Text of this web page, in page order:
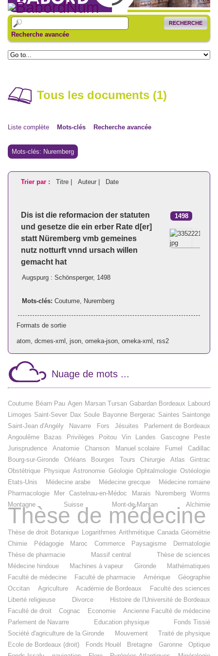
RECHERCHE
Recherche avancée
Tous les documents (1)
Liste complète Mots-clés Recherche avancée
Mots-clés: Nuremberg
Trier par : Titre | Auteur | Date
Dis ist die reformacion der statuten
und gesetze die ein erber Rate d[er]
statt Nüremberg vmb gemeines
nutz notturft vnnd ursach willen
gemacht hat
1498
Augspurg : Schönsperger, 1498
Mots-clés: Coutume, Nuremberg
Formats de sortie
atom dcmes-xml json, omeka-json, omeka-xml rss2
Nuage de mots ...
Coutume Béarn Pau Agen Marsan Tursan Gabardan Bordeaux Labourd
Limoges Saint-Sever Dax Soule Bayonne Bergerac Saintes Saintonge
Saint-Jean d'Angély
Navarre Fors Jésuites
Parlement de Bordeaux
Angoulême
Bazas Privilèges Poitou Vin Landes Gascogne
Peste
Jurisprudence
Anatomie Chanson Manuel scolaire Fumel
Cadillac
Bourg-sur-Gironde
Orléans Bourges Tours Chirurgie Atlas
Gintrac
Obstétrique Physique Astronomie Géologie Ophtalmologie Ostéologie
Etats-Unis
Médecine arabe Médecine grecque
Médecine romaine
Pharmacologie
Mer Castelnau-en-Médoc Marais Nuremberg
Worms
Montagne
Suisse Mont-de-Marsan Alchimie
Thèse de médecine
Thèse de droit Botanique Logarithmes Arithmétique Canada Géométrie
Chimie
Pédagogie Maroc Commerce Paysagisme
Dermatologie
Thèse de pharmacie
Massif central
Thèse de sciences
Médecine hindoue
Machines à vapeur Gironde
Mathématiques
Faculté de médecine
Faculté de pharmacie Amérique
Géographie
Occitan
Agriculture Académie de Bordeaux
Faculté des sciences
Liberté religieuse
Divorce
Histoire de l'Université de Bordeaux
Faculté de droit
Cognac Economie
Ancienne Faculté de médecine
Parlement de Navarre
Education physique
Fonds Tissié
Société d'agriculture de la Gironde
Mouvement
Traité de physique
Ecole de Bordeaux (droit)
Fonds Houël Bretagne Garonne
Optique